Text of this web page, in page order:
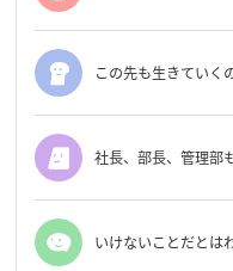
この先も生きていく
社長、部長、管理部
いけないことだと